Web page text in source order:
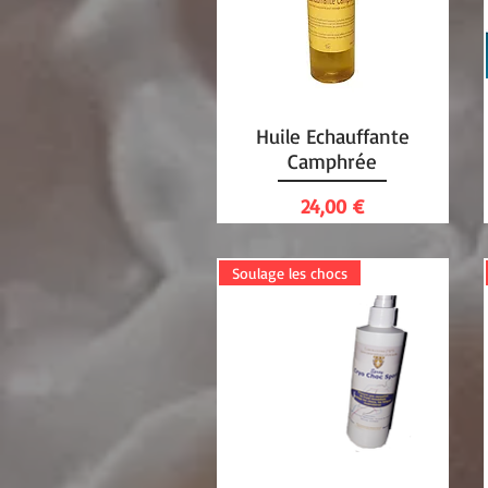
Aperçu rapide
Huile Echauffante
Camphrée
Prix
24,00 €
Soulage les chocs